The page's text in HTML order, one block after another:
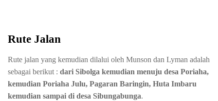
Rute Jalan
Rute jalan yang kemudian dilalui oleh Munson dan Lyman adalah
sebagai berikut : dari Sibolga kemudian menuju desa Poriaha,
kemudian Poriaha Julu, Pagaran Baringin, Huta Imbaru
kemudian sampai di desa Sibungabunga.